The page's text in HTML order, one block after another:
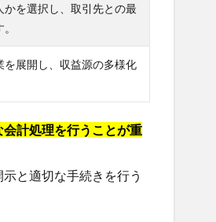
を選択し、取引先との最
展開し、収益源の多様化
計処理を行うことが重
と適切な手続きを行う